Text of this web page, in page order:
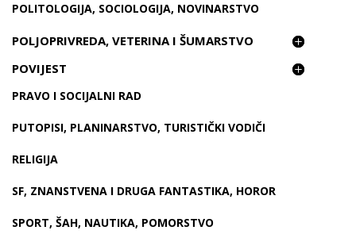
POLITOLOGIJA, SOCIOLOGIJA, NOVINARSTVO
POLJOPRIVREDA, VETERINA I ŠUMARSTVO
POVIJEST
PRAVO I SOCIJALNI RAD
PUTOPISI, PLANINARSTVO, TURISTIČKI VODIČI
RELIGIJA
SF, ZNANSTVENA I DRUGA FANTASTIKA, HOROR
SPORT, ŠAH, NAUTIKA, POMORSTVO